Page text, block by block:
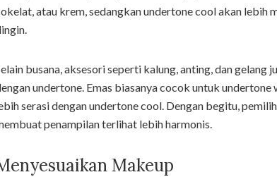
atau krem, sedangkan undertone cool akan lebih
busana, aksesori seperti kalung, anting, dan gelang
undertone. Emas biasanya cocok untuk
serasi dengan undertone cool. Dengan begitu,
penampilan terlihat lebih harmonis.
Makeup